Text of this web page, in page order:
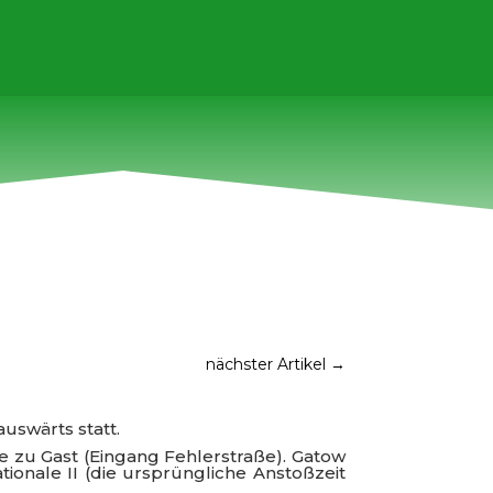
nächster Artikel →
statt.
zu Gast (Eingang Fehlerstraße). Gatow
II (die ursprüngliche Anstoßzeit